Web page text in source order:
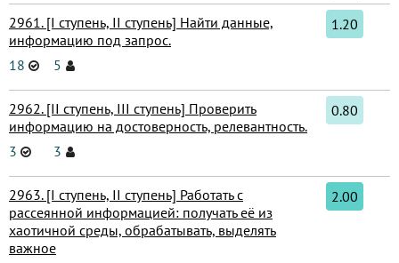
2961. [I ступень, II ступень] Найти данные,
информацию под запрос.
18
5
1.20
2962. [II ступень, III ступень] Проверить
информацию на достоверность, релевантность.
3
3
0.80
2963. [I ступень, II ступень] Работать с
рассеянной информацией: получать её из
хаотичной среды, обрабатывать, выделять
важное
2.00